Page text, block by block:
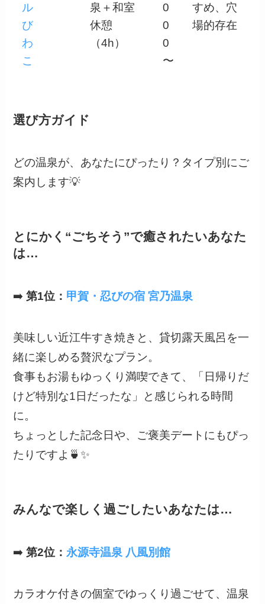
ル
び
わ
こ
泉＋和室
休憩
（4h）
0
0
0
〜
すめ、穴
場的存在
選び方ガイド
どの温泉が、あなたにぴったり？タイプ別にご
案内します💡
とにかく“ごちそう”で癒されたいあなた
は…
➡️第1位： 甲賀・忍びの宿 宮乃温泉
美味しい近江牛すき焼きと、貸切露天風呂を一
緒に楽しめる贅沢なプラン。
食事もお湯もゆっくり満喫できて、「日帰りだ
けど特別な1日だったな」と感じられる時間
に。
ちょっとした記念日や、ご褒美デートにもぴっ
たりですよ🍵✨
みんなで楽しく過ごしたいあなたは…
➡️第2位： 永源寺温泉 八風別館
カラオケ付きの個室でゆっくり過ごせて、温泉